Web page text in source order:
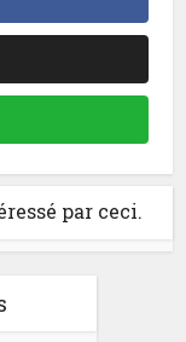
par ceci.